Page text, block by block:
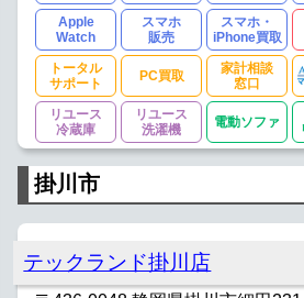
Apple
Watch
スマホ
販売
スマホ・
iPhone買取
トータル
サポート
PC買取
家計相談
窓口
リユース
冷蔵庫
リユース
洗濯機
電動ソファ
掛川市
テックランド掛川店